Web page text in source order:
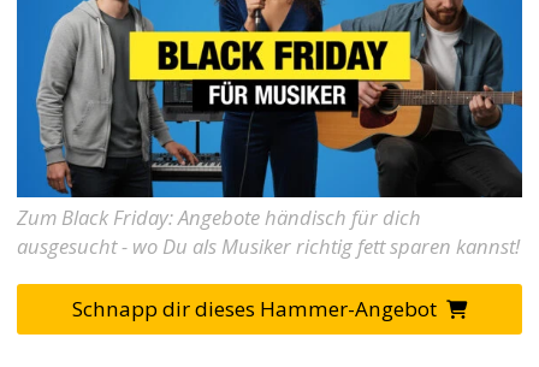
Zum Black Friday: Angebote händisch für dich
ausgesucht - wo Du als Musiker richtig fett sparen kannst!
Schnapp dir dieses Hammer-Angebot